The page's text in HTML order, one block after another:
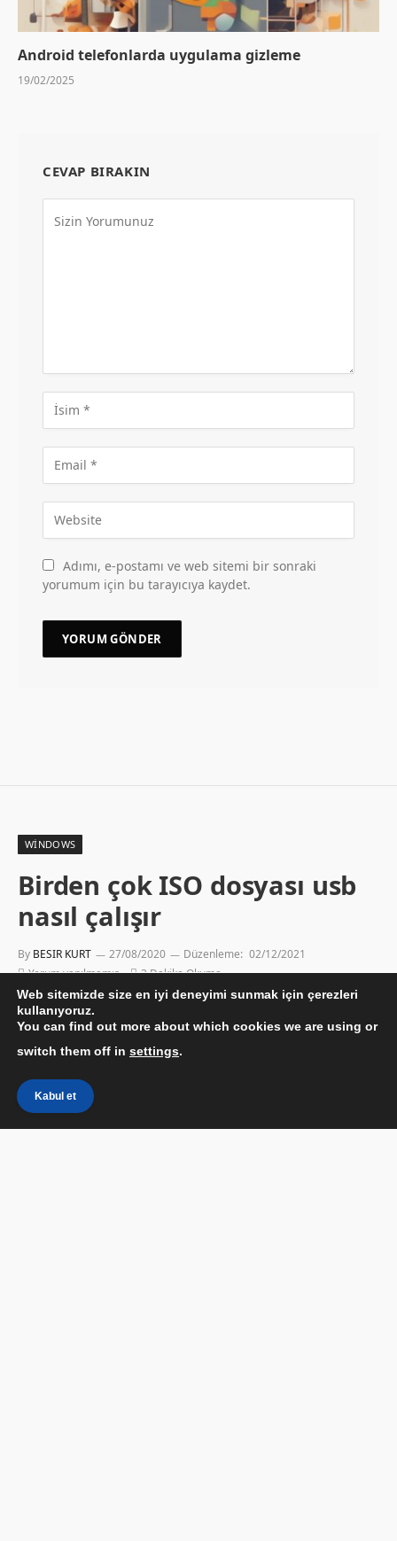
Android telefonlarda uygulama gizleme
19/02/2025
CEVAP BIRAKIN
Adımı, e-postamı ve web sitemi bir sonraki
yorumum için bu tarayıcıya kaydet.
WINDOWS
Birden çok ISO dosyası usb
nasıl çalışır
By BESIR KURT 27/08/2020 Düzenleme: 02/12/2021
Yorum yapılmamış
3 Dakika Okuma
Web sitemizde size en iyi deneyimi sunmak için çerezleri
kullanıyoruz.
You can find out more about which cookies we are using or
switch them off in settings.
Kabul et